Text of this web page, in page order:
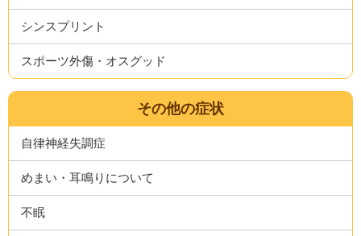
シンスプリント
スポーツ外傷・オスグッド
その他の症状
自律神経失調症
めまい・耳鳴りについて
不眠